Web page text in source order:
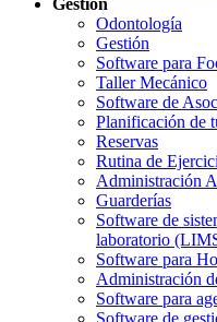
Gestión
Odontología
Gestión
Software para
Taller Mecánico
Software de
Planificación de
Reservas
Rutina de
Administración
Guarderías
Software de
laboratorio
Software para
Administración
Software para